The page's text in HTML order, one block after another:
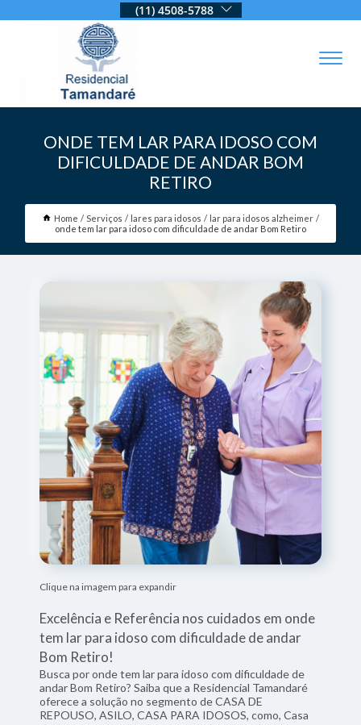
(11) 4508-5788
ONDE TEM LAR PARA IDOSO COM
DIFICULDADE DE ANDAR BOM
RETIRO
Home Serviços lares para idosos
lar para idosos alzheimer
onde tem lar para idoso com dificuldade de andar Bom Retiro
Clique na imagem para expandir
Excelência e Referência nos cuidados em onde
tem lar para idoso com dificuldade de andar
Bom Retiro!
Busca por onde tem lar para idoso com dificuldade de
andar Bom Retiro? Saiba que a Residencial Tamandaré
oferece a solução no segmento de CASA DE
REPOUSO, ASILO, CASA PARA IDOSOS, como, Casa